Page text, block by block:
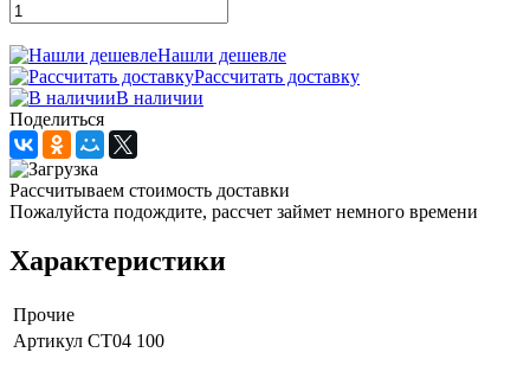
Нашли дешевле
Рассчитать доставку
В наличии
Поделиться
Рассчитываем стоимость доставки
Пожалуйста подождите, рассчет займет немного времени
Характеристики
Прочие
Артикул СТ04 100